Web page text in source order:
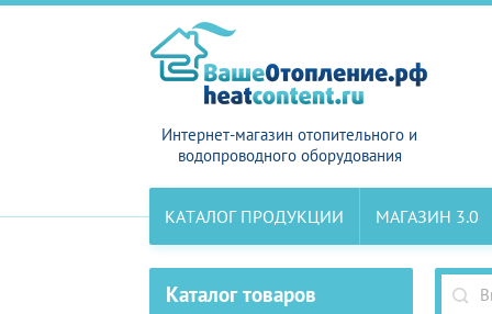
Интернет-магазин отопительного и
водопроводного оборудования
КАТАЛОГ ПРОДУКЦИИ МАГАЗИН 3.0
Каталог товаров